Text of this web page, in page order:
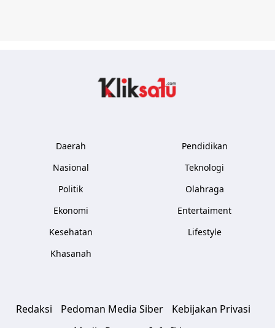
Daerah
Nasional
Politik
Ekonomi
Kesehatan
Khasanah
Pendidikan
Teknologi
Olahraga
Entertaiment
Lifestyle
Redaksi Pedoman Media Siber
Kebijakan Privasi